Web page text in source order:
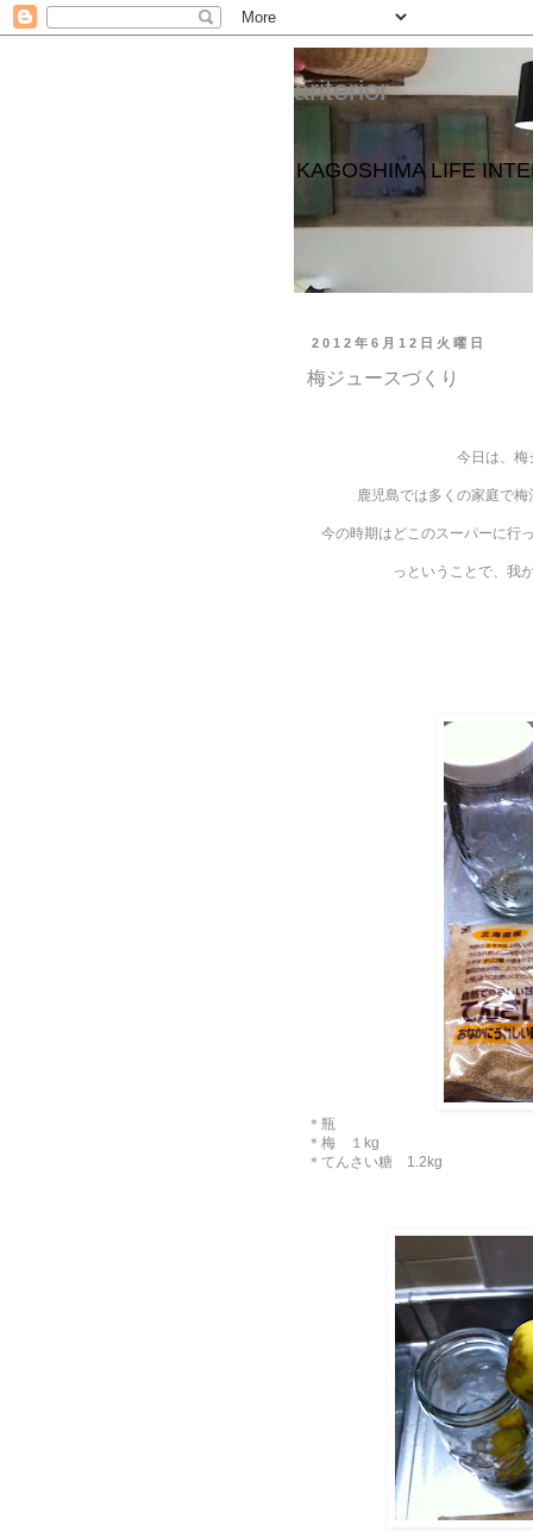
ariterior
KAGOSHIMA LIFE
2012年6月12日火曜日
梅ジュースづくり
今日は、梅
鹿児島では多くの家庭で
今の時期はどこのスーパーに行
っということで、我
＊瓶
＊梅 １kg
＊てんさい糖 1.2kg